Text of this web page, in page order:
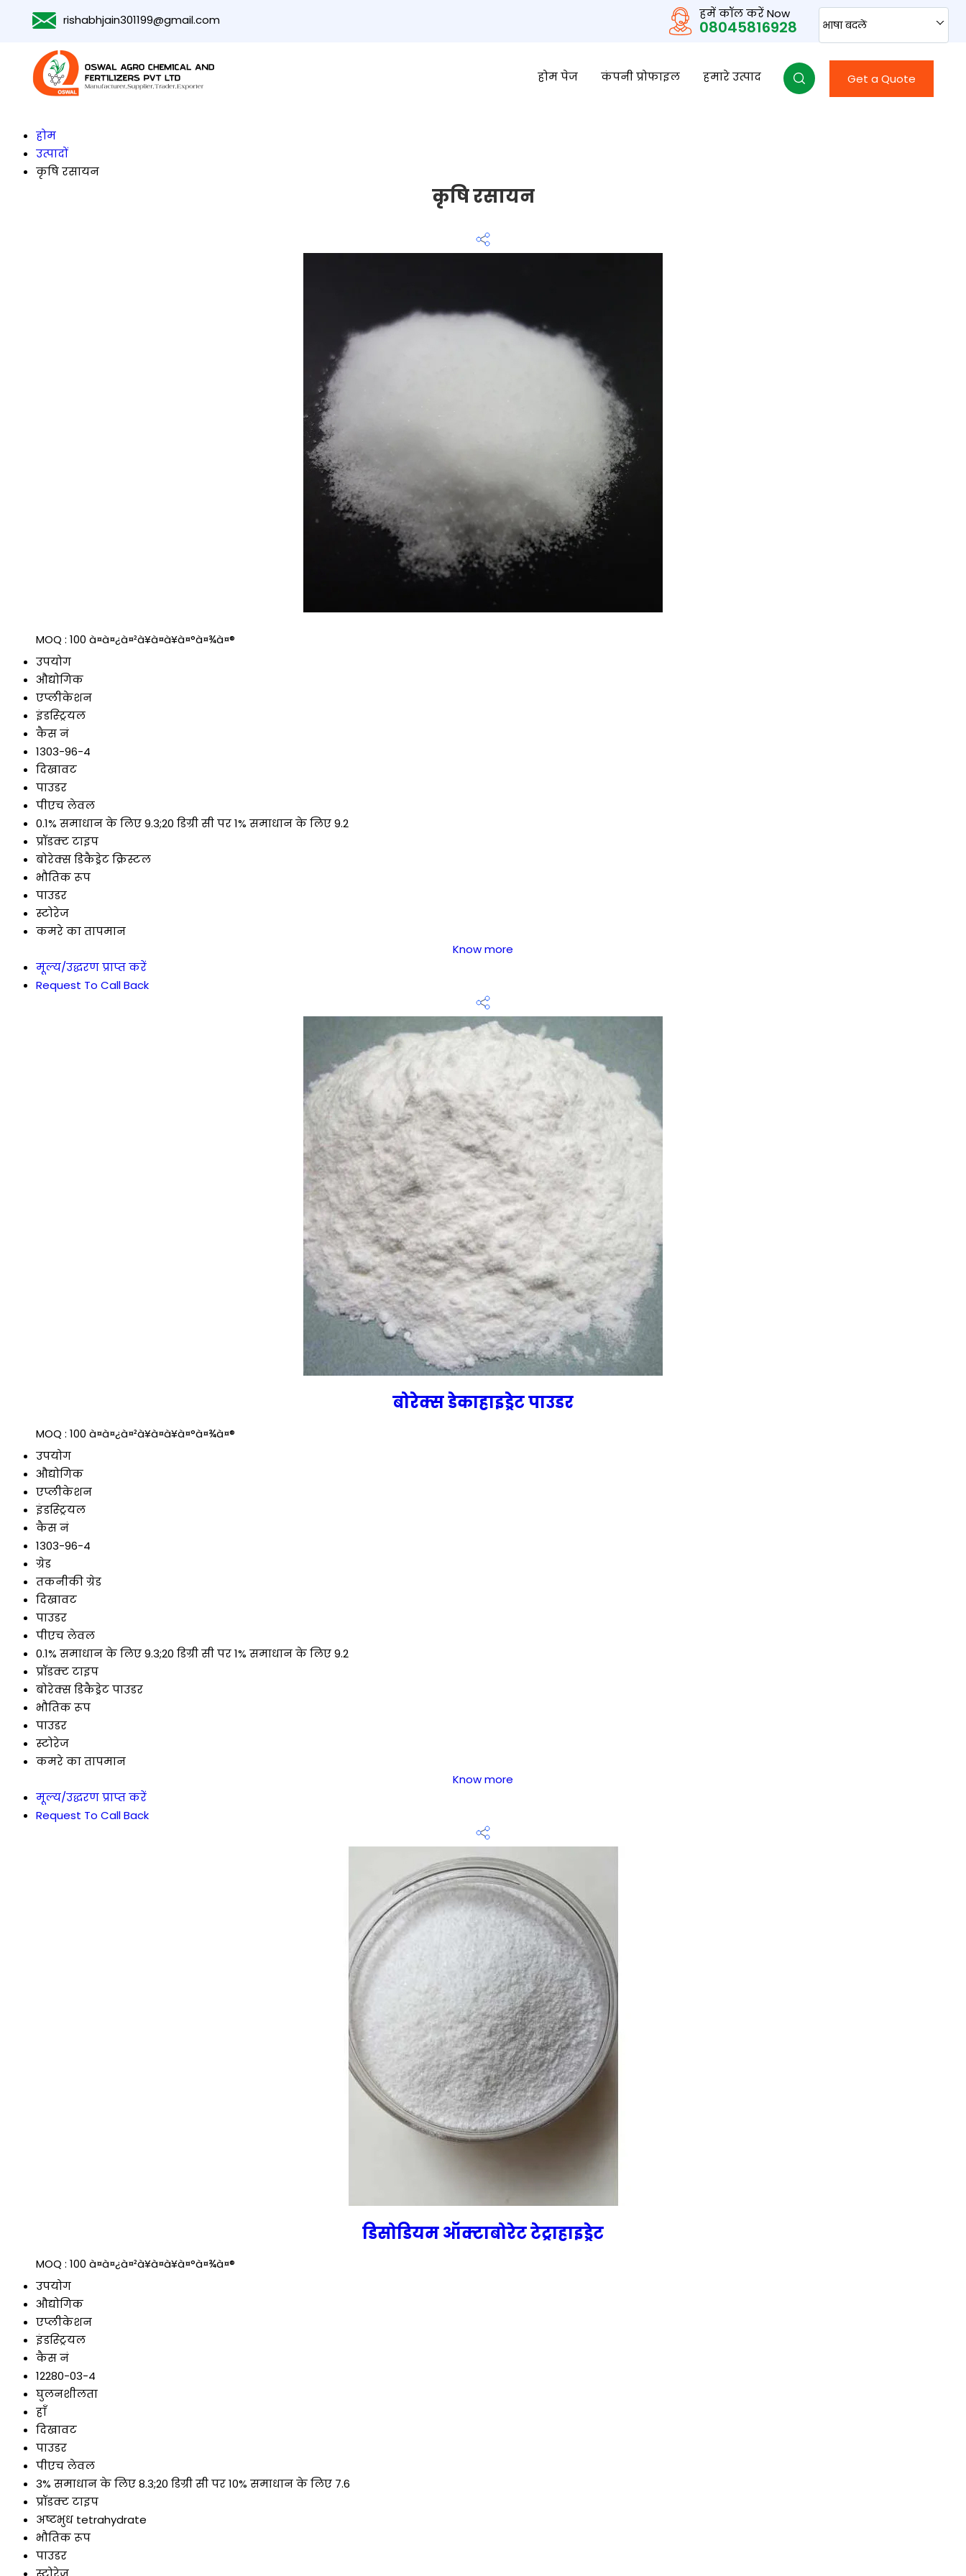
rishabhjain301199@gmail.com भाषा बदलें
हमें कॉल करें Now
08045816928
होम पेज कंपनी प्रोफाइल हमारे उत्पाद Get a Quote
होम
उत्पादों
कृषि रसायन
कृषि रसायन
MOQ : 100 à¤à¤¿à¤²à¥à¤à¥à¤°à¤¾à¤®
उपयोग
औद्योगिक
एप्लीकेशन
इंडस्ट्रियल
कैस नं
1303-96-4
दिखावट
पाउडर
पीएच लेवल
0.1% समाधान के लिए 9.3;20 डिग्री सी पर 1% समाधान के लिए 9.2
प्रॉडक्ट टाइप
बोरेक्स डिकैड्रेट क्रिस्टल
भौतिक रूप
पाउडर
स्टोरेज
कमरे का तापमान
Know more
मूल्य/उद्धरण प्राप्त करें
Request To Call Back
बोरेक्स डेकाहाइड्रेट पाउडर
MOQ : 100 à¤à¤¿à¤²à¥à¤à¥à¤°à¤¾à¤®
उपयोग
औद्योगिक
एप्लीकेशन
इंडस्ट्रियल
कैस नं
1303-96-4
ग्रेड
तकनीकी ग्रेड
दिखावट
पाउडर
पीएच लेवल
0.1% समाधान के लिए 9.3;20 डिग्री सी पर 1% समाधान के लिए 9.2
प्रॉडक्ट टाइप
बोरेक्स डिकैड्रेट पाउडर
भौतिक रूप
पाउडर
स्टोरेज
कमरे का तापमान
Know more
मूल्य/उद्धरण प्राप्त करें
Request To Call Back
डिसोडियम ऑक्टाबोरेट टेट्राहाइड्रेट
MOQ : 100 à¤à¤¿à¤²à¥à¤à¥à¤°à¤¾à¤®
उपयोग
औद्योगिक
एप्लीकेशन
इंडस्ट्रियल
कैस नं
12280-03-4
घुलनशीलता
हाँ
दिखावट
पाउडर
पीएच लेवल
3% समाधान के लिए 8.3;20 डिग्री सी पर 10% समाधान के लिए 7.6
प्रॉडक्ट टाइप
अष्टभुध tetrahydrate
भौतिक रूप
पाउडर